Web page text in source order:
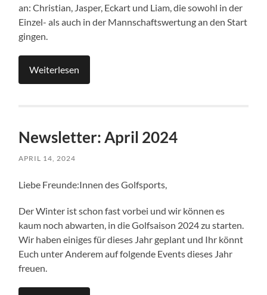
an: Christian, Jasper, Eckart und Liam, die sowohl in der
Einzel- als auch in der Mannschaftswertung an den Start
gingen.
Weiterlesen
Newsletter: April 2024
APRIL 14, 2024
Liebe Freunde:Innen des Golfsports,
Der Winter ist schon fast vorbei und wir können es
kaum noch abwarten, in die Golfsaison 2024 zu starten.
Wir haben einiges für dieses Jahr geplant und Ihr könnt
Euch unter Anderem auf folgende Events dieses Jahr
freuen.